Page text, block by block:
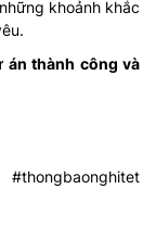
khoảnh khắc
án thành công và